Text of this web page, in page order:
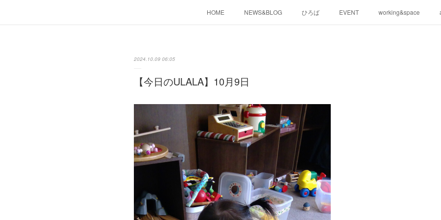
HOME NEWS&BLOG ひろば EVENT working&space
2024.10.09 06:05
【今日のULALA】10月9日